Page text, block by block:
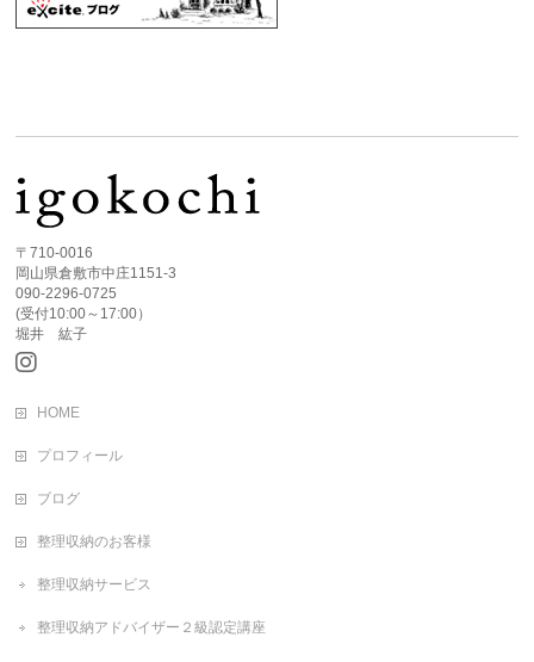
〒710-0016
岡山県倉敷市中庄1151-3
090-2296-0725
(受付10:00～17:00）
堀井 紘子
HOME
プロフィール
ブログ
整理収納のお客様
整理収納サービス
整理収納アドバイザー２級認定講座